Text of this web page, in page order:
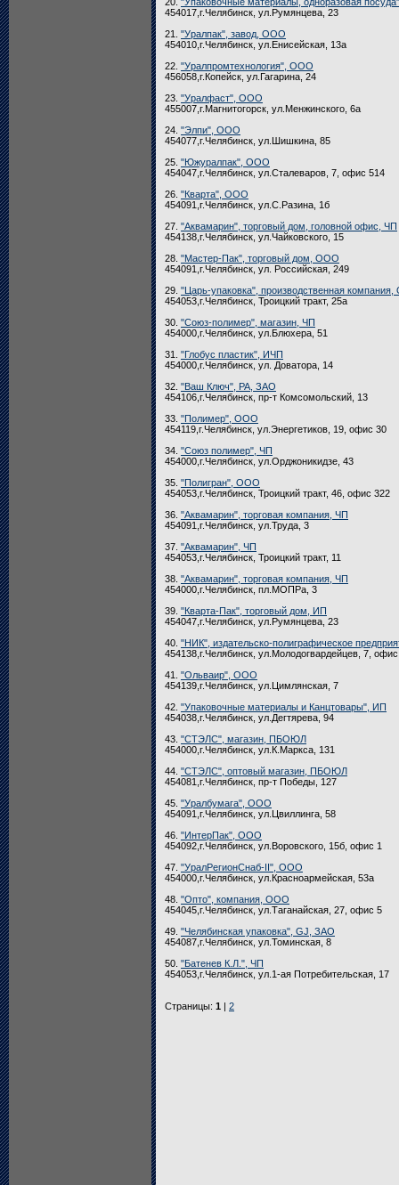
454017,г.Челябинск, ул.Румянцева, 23
21. "Уралпак", завод, ООО
454010,г.Челябинск, ул.Енисейская, 13а
22. "Уралпромтехнология", ООО
456058,г.Копейск, ул.Гагарина, 24
23. "Уралфаст", ООО
455007,г.Магнитогорск, ул.Менжинского, 6а
24. "Элпи", ООО
454077,г.Челябинск, ул.Шишкина, 85
25. "Южуралпак", ООО
454047,г.Челябинск, ул.Сталеваров, 7, офис 514
26. "Кварта", ООО
454091,г.Челябинск, ул.С.Разина, 1б
27. "Аквамарин", торговый дом, головной офис, ЧП
454138,г.Челябинск, ул.Чайковского, 15
28. "Мастер-Пак", торговый дом, ООО
454091,г.Челябинск, ул. Российская, 249
29. "Царь-упаковка", производственная
454053,г.Челябинск, Троицкий тракт, 25а
30. "Союз-полимер", магазин, ЧП
454000,г.Челябинск, ул.Блюхера, 51
31. "Глобус пластик", ИЧП
454000,г.Челябинск, ул. Доватора, 14
32. "Ваш Ключ", РА, ЗАО
454106,г.Челябинск, пр-т Комсомольский, 13
33. "Полимер", ООО
454119,г.Челябинск, ул.Энергетиков, 19, офис 30
34. "Союз полимер", ЧП
454000,г.Челябинск, ул.Орджоникидзе, 43
35. "Полигран", ООО
454053,г.Челябинск, Троицкий тракт, 46, офис 322
36. "Аквамарин", торговая компания, ЧП
454091,г.Челябинск, ул.Труда, 3
37. "Аквамарин", ЧП
454053,г.Челябинск, Троицкий тракт, 11
38. "Аквамарин", торговая компания, ЧП
454000,г.Челябинск, пл.МОПРа, 3
39. "Кварта-Пак", торговый дом, ИП
454047,г.Челябинск, ул.Румянцева, 23
40. "НИК", издательско-полиграфическое
454138,г.Челябинск, ул.Молодогвардейцев, 7,
41. "Ольваир", ООО
454139,г.Челябинск, ул.Цимлянская, 7
42. "Упаковочные материалы и Канцтовары", ИП
454038,г.Челябинск, ул.Дегтярева, 94
43. "СТЭЛС", магазин, ПБОЮЛ
454000,г.Челябинск, ул.К.Маркса, 131
44. "СТЭЛС", оптовый магазин, ПБОЮЛ
454081,г.Челябинск, пр-т Победы, 127
45. "Уралбумага", ООО
454091,г.Челябинск, ул.Цвиллинга, 58
46. "ИнтерПак", ООО
454092,г.Челябинск, ул.Воровского, 15б, офис 1
47. "УралРегионСнаб-II", ООО
454000,г.Челябинск, ул.Красноармейская, 53а
48. "Опто", компания, ООО
454045,г.Челябинск, ул.Таганайская, 27, офис 5
49. "Челябинская упаковка", GJ, ЗАО
454087,г.Челябинск, ул.Томинская, 8
50. "Батенев К.Л.", ЧП
454053,г.Челябинск, ул.1-ая Потребительская, 17
Страницы: 1 | 2